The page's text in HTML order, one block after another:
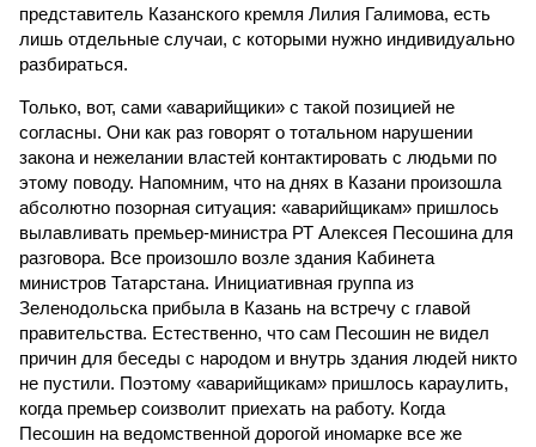
представитель Казанского кремля Лилия Галимова, есть
лишь отдельные случаи, с которыми нужно индивидуально
разбираться.
Только, вот, сами «аварийщики» с такой позицией не
согласны. Они как раз говорят о тотальном нарушении
закона и нежелании властей контактировать с людьми по
этому поводу. Напомним, что на днях в Казани произошла
абсолютно позорная ситуация: «аварийщикам» пришлось
вылавливать премьер-министра РТ Алексея Песошина для
разговора. Все произошло возле здания Кабинета
министров Татарстана. Инициативная группа из
Зеленодольска прибыла в Казань на встречу с главой
правительства. Естественно, что сам Песошин не видел
причин для беседы с народом и внутрь здания людей никто
не пустили. Поэтому «аварийщикам» пришлось караулить,
когда премьер соизволит приехать на работу. Когда
Песошин на ведомственной дорогой иномарке все же